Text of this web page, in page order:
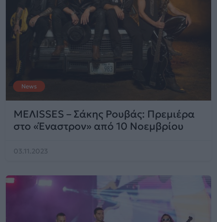
News
MEΛΙSSES – Σάκης Ρουβάς: Πρεμιέρα
στο «Έναστρον» από 10 Νοεμβρίου
03.11.2023